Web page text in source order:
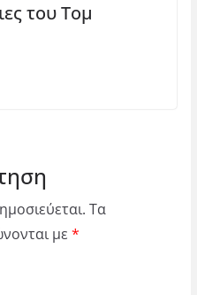
του Τομ
Τα
με *